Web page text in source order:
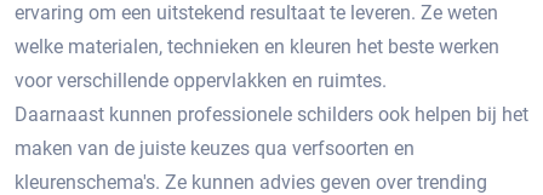
ervaring om een uitstekend resultaat te leveren.​ Ze weten
welke materialen, technieken en kleuren het beste werken
voor verschillende oppervlakken en ruimtes.
Daarnaast kunnen professionele schilders ook helpen bij het
maken van de juiste keuzes qua verfsoorten en
kleurenschema's.​ Ze kunnen advies geven over trending